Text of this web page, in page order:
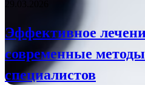
Эффективное
современные
специалистов